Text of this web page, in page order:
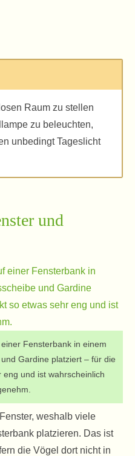
Raum zu stellen
zu beleuchten,
unbedingt Tageslicht
und
Fensterbank in einem
Gardine platziert – für die
und ist wahrscheinlich
weshalb viele
platzieren. Das ist
die Vögel dort nicht in